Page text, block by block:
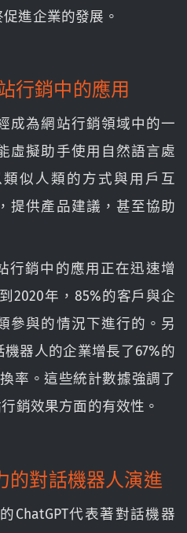
進企業的發展。
行銷中的應用
成為網站行銷領域中的一
虛擬助手使用自然語言處
似人類的方式與用戶互
提供產品建議，甚至協助
行銷中的應用正在迅速增
到2020年，85%的客戶與企
參與的情況下進行的。另
器人的企業增長了67%的
率。這些統計數據強調了
銷效果方面的有效性。
的對話機器人演進
ChatGPT代表著對話機器